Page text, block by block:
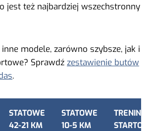
jest też najbardziej wszechstronny
inne modele, zarówno szybsze, jak i
Sprawdź zestawienie butów
.
STATOWE
42-21 KM
STATOWE
10-5 KM